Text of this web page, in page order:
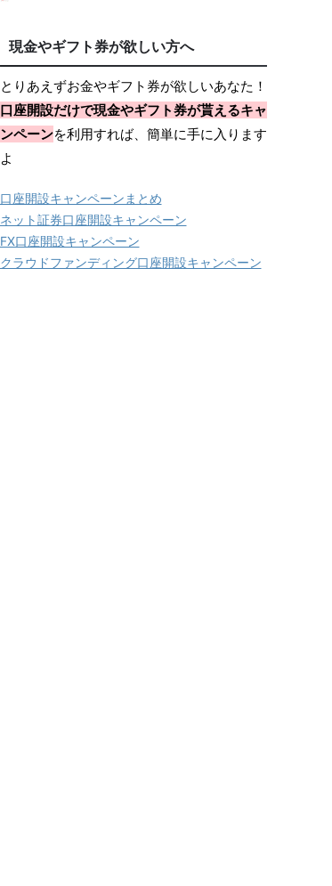
現金やギフト券が欲しい方へ
とりあえずお金やギフト券が欲しいあなた！
口座開設だけで現金やギフト券が貰えるキャ
ンペーンを利用すれば、簡単に手に入ります
よ
口座開設キャンペーンまとめ
ネット証券口座開設キャンペーン
FX口座開設キャンペーン
クラウドファンディング口座開設キャンペーン